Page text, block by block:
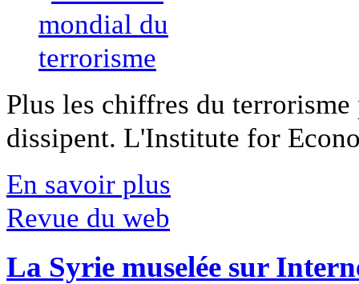
Plus les chiffres du
dissipent. L'Institute for
En savoir plus
Revue du web
La Syrie muselée sur